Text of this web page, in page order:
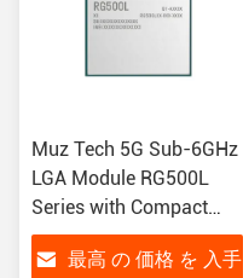
Muz Tech 5G Sub-6GHz
LGA Module RG500L
Series with Compact
41mm × 44mm ×
2.75mm Size and
最高 の 価格 を 入手